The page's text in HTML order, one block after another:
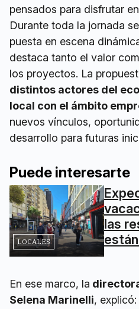
pensados para disfrutar
Durante toda la jornada
puesta en escena
destaca tanto el valor
los proyectos. La
distintos actores del
local con el ámbito
nuevos vínculos,
desarrollo para futuras
Puede interesarte
LOCALES
las
En ese marco, la
Selena Marinelli,